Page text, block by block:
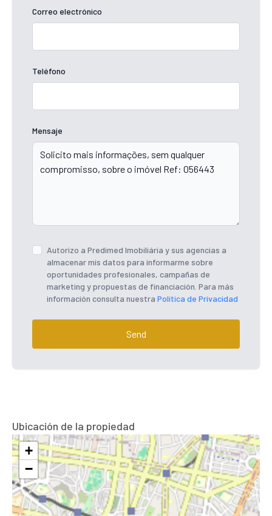
Correo electrónico
Teléfono
Mensaje
Autorizo ​​a Predimed Imobiliária y sus agencias a
almacenar mis datos para informarme sobre
oportunidades profesionales, campañas de
marketing y propuestas de financiación. Para más
información consulta nuestra Política de Privacidad
Send
Ubicación de la propiedad
+
−